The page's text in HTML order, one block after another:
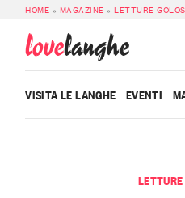
HOME » MAGAZINE »LETTURE GOLOSE
lovelanghe
VISITA LE LANGHE EVENTI
LETTURE